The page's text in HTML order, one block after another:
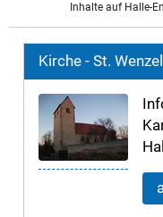
Inhalte auf Halle-
Kirche - St.